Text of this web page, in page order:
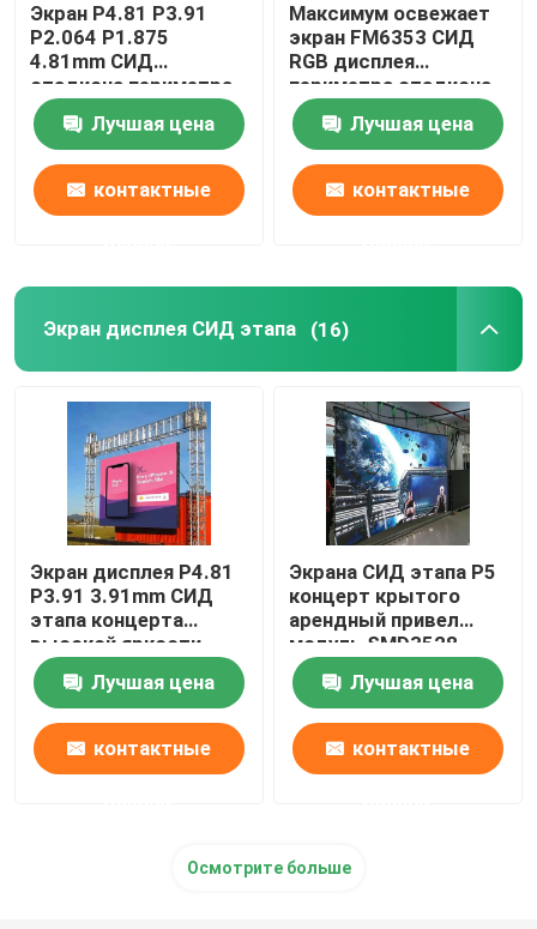
Экран P4.81 P3.91
P2.064 P1.875
4.81mm СИД
стадиона периметра
1RGB
Лучшая цена
контактные
Максимум освежает
экран FM6353 СИД
RGB дисплея
периметра стадиона
красочный
Лучшая цена
контактные
Экран дисплея СИД этапа (16)
Экран дисплея P4.81
P3.91 3.91mm СИД
этапа концерта
высокой яркости
Лучшая цена
контактные
Экрана СИД этапа P5
концерт крытого
арендный привел
модуль SMD3528
стены
Лучшая цена
контактные
Осмотрите больше